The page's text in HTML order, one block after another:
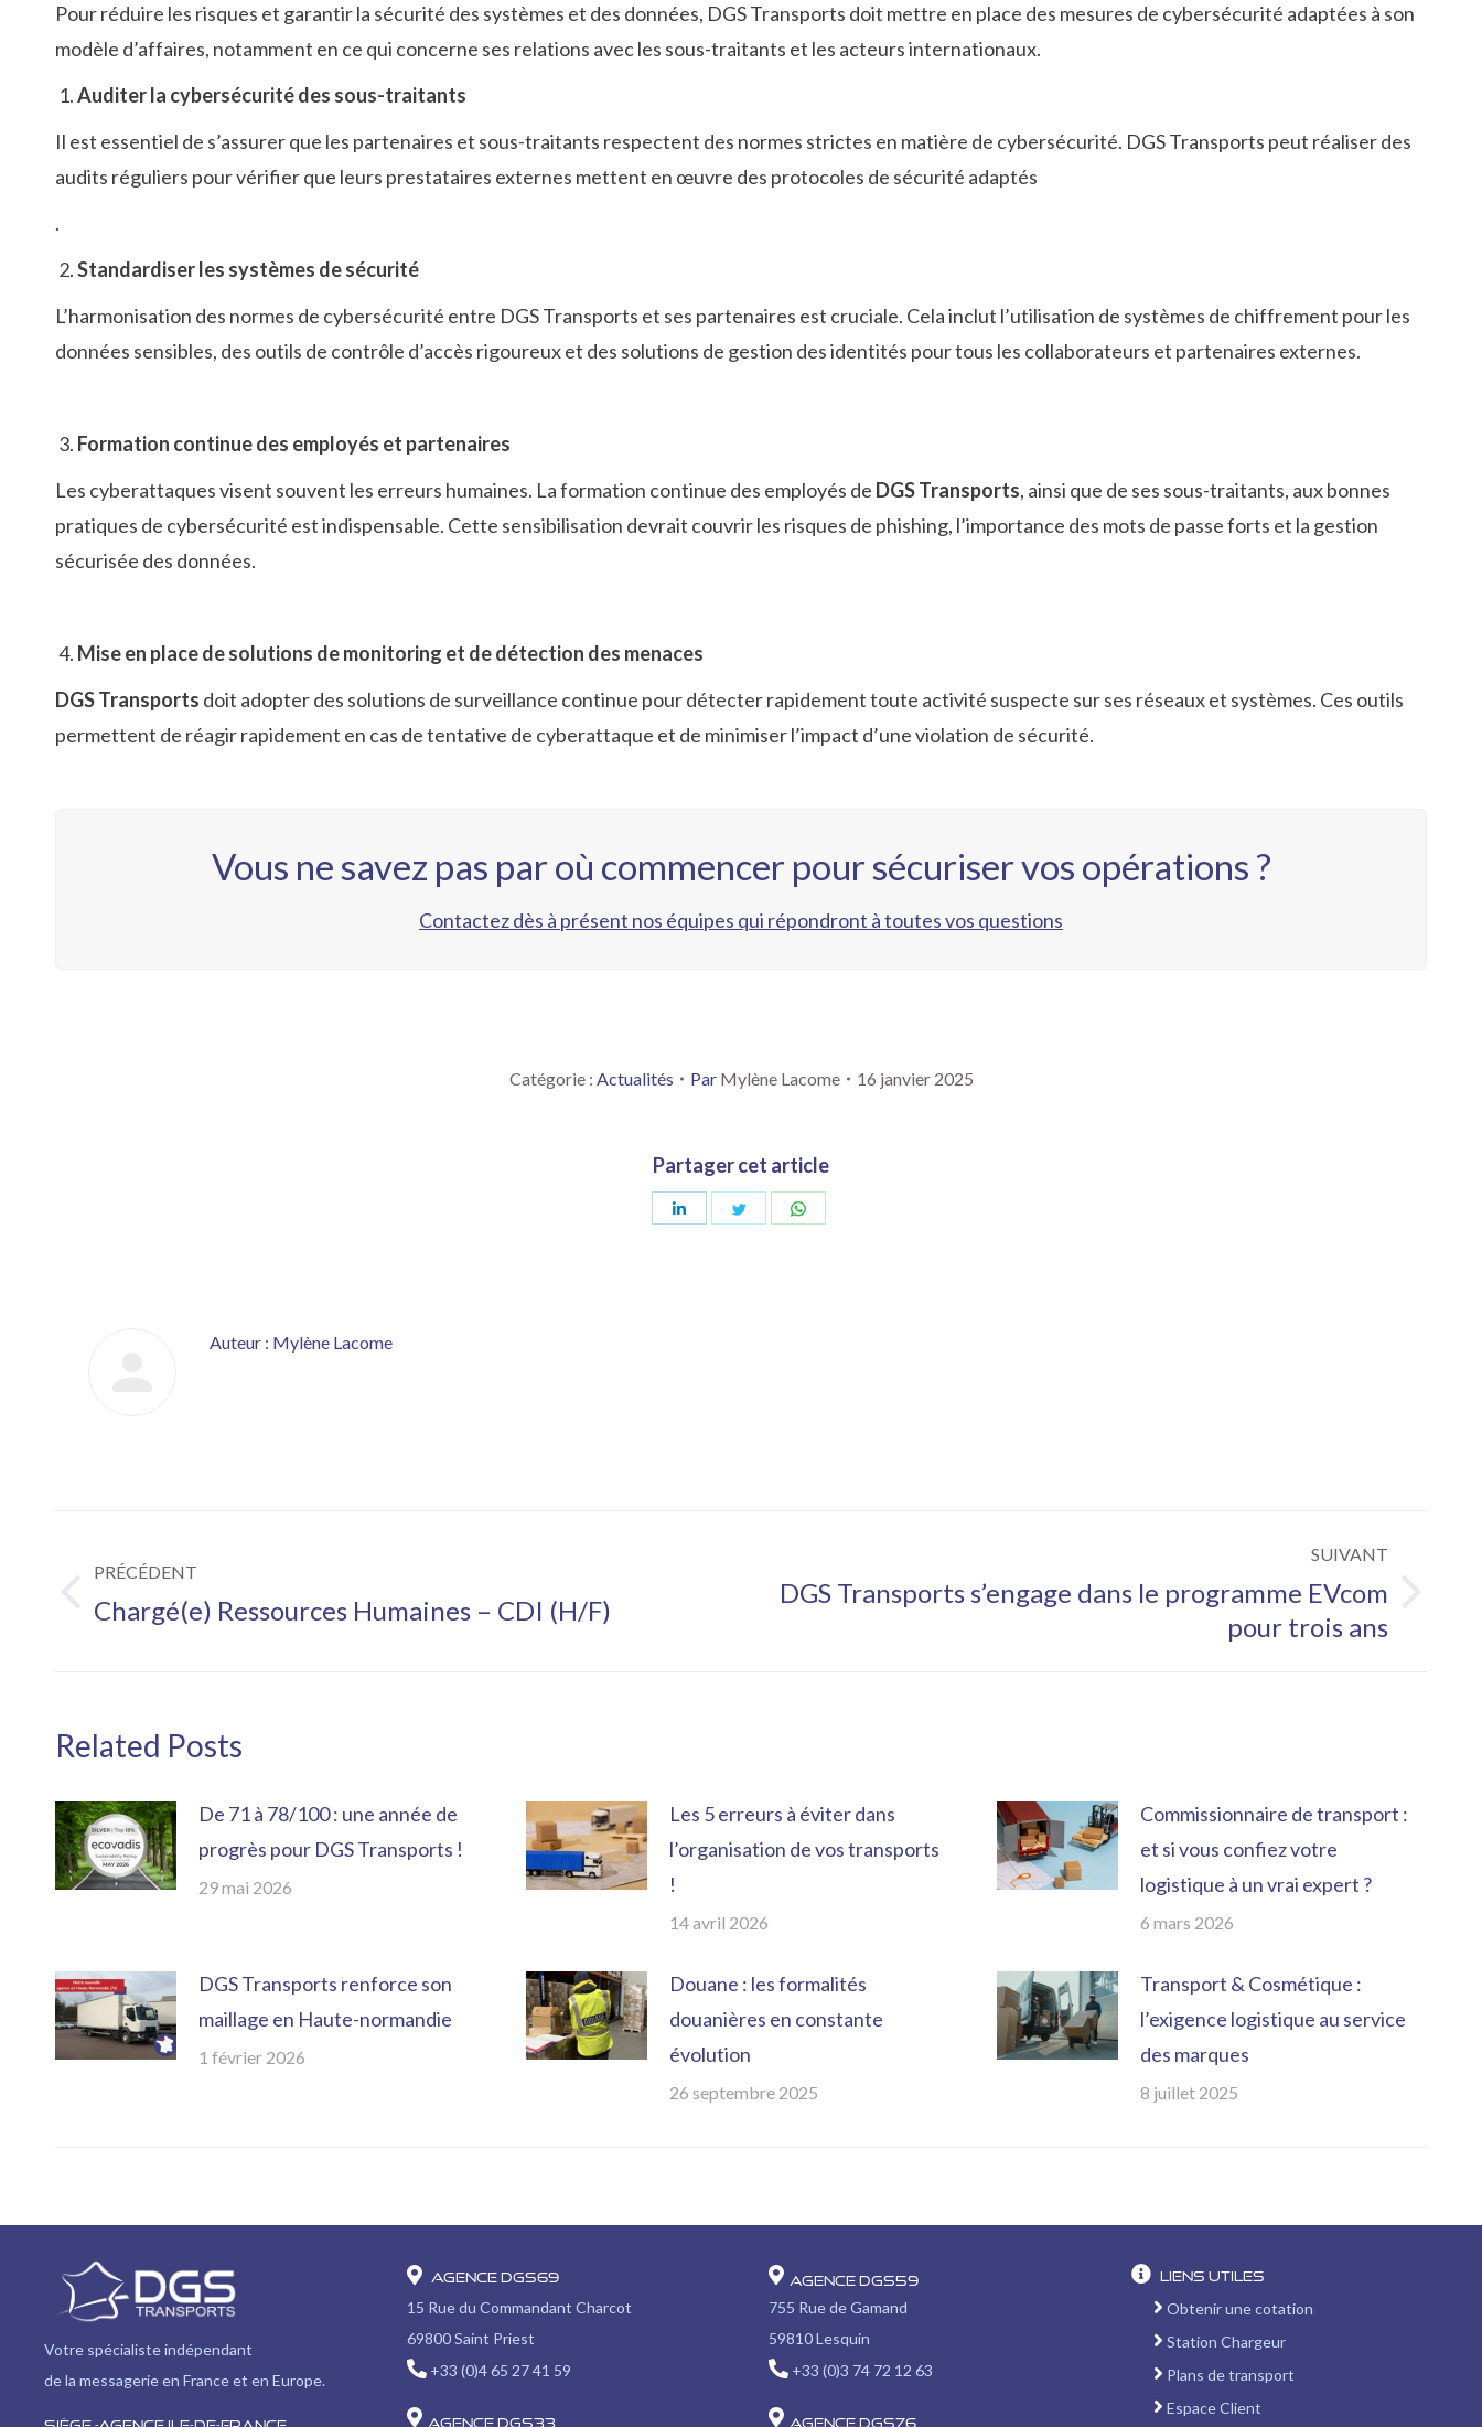
Pour réduire les risques et garantir la sécurité des systèmes et des données, DGS Transports doit mettre en place des mesures de cybersécurité adaptées à son
modèle d’affaires, notamment en ce qui concerne ses relations avec les sous-traitants et les acteurs internationaux.
Auditer la cybersécurité des sous-traitants
Il est essentiel de s’assurer que les partenaires et sous-traitants respectent des normes strictes en matière de cybersécurité. DGS Transports peut réaliser des
audits réguliers pour vérifier que leurs prestataires externes mettent en œuvre des protocoles de sécurité adaptés
.
Standardiser les systèmes de sécurité
L’harmonisation des normes de cybersécurité entre DGS Transports et ses partenaires est cruciale. Cela inclut l’utilisation de systèmes de chiffrement pour les
données sensibles, des outils de contrôle d’accès rigoureux et des solutions de gestion des identités pour tous les collaborateurs et partenaires externes.
Formation continue des employés et partenaires
Les cyberattaques visent souvent les erreurs humaines. La formation continue des employés de DGS Transports, ainsi que de ses sous-traitants, aux bonnes
pratiques de cybersécurité est indispensable. Cette sensibilisation devrait couvrir les risques de phishing, l’importance des mots de passe forts et la gestion
sécurisée des données.
Mise en place de solutions de monitoring et de détection des menaces
DGS Transports doit adopter des solutions de surveillance continue pour détecter rapidement toute activité suspecte sur ses réseaux et systèmes. Ces outils
permettent de réagir rapidement en cas de tentative de cyberattaque et de minimiser l’impact d’une violation de sécurité.
Vous ne savez pas par où commencer pour sécuriser vos opérations ?
Contactez dès à présent nos équipes qui répondront à toutes vos questions
Catégorie : Actualités Par Mylène Lacome 16 janvier 2025
Partager cet article
Partager Partager
Auteur : Mylène Lacome
article
PRÉCÉDENT
Article
Chargé(e) Ressources Humaines – CDI (H/F)
SUIVANT
Article
DGS Transports s’engage dans le programme EVcom
pour trois ans
Related Posts
De 71 à 78/100 : une année de
progrès pour DGS Transports !
29 mai 2026
Les 5 erreurs à éviter dans
l’organisation de vos transports
!
14 avril 2026
Commissionnaire de transport :
et si vous confiez votre
logistique à un vrai expert ?
6 mars 2026
DGS Transports renforce son
maillage en Haute-normandie
1 février 2026
Douane : les formalités
douanières en constante
évolution
26 septembre 2025
Transport & Cosmétique :
l’exigence logistique au service
des marques
8 juillet 2025
Votre spécialiste indépendant
de la messagerie en France et en Europe.
Agence DGS69
15 Rue du Commandant Charcot
69800 Saint Priest
+33 (0)4 65 27 41 59
Agence DGS33
Agence DGS59
755 Rue de Gamand
59810 Lesquin
+33 (0)3 74 72 12 63
Agence DGS76
Liens utiles
Obtenir une cotation
Station Chargeur
Plans de transport
Espace Client